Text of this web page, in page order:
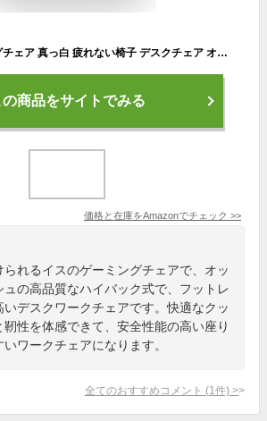
GTRacing ゲーミングチェア 真っ白 疲れない椅子 デスクチェア オフィスチェア オットマン付き ワークチェア リクライニング ハイバック イス『仕事用ゲーミングチェア』ゲーム用チェア フットレスト ハイバック/気孔付き皮革とメッシュ素材/連動型アームレスト (GTPLYERシリーズ Luft310- WHITE）
の商品をサイトでみる
価格と在庫をAmazonでチェック >>
れるイスのゲーミングチェアで、オッ
ュの高品質なハイバック式で、フットレ
いデスクワークチェアです。快適なクッ
性を体感できて、安全性能の高い座り
ワークチェアになります。
全てのおすすめコメント (1 件) >